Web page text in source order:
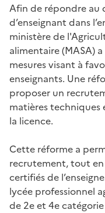
Afin de répondre au
d’enseignant dans
ministère de
alimentaire (MASA)
mesures visant à
enseignants. Une
proposer un
matières techniques
la licence.
Cette réforme a
recrutement, tout
certifiés de
lycée professionnel
de 2e et 4e